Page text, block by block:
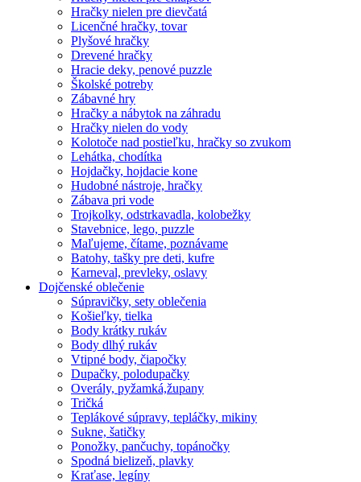
Hračky nielen pre dievčatá
Licenčné hračky, tovar
Plyšové hračky
Drevené hračky
Hracie deky, penové puzzle
Školské potreby
Zábavné hry
Hračky a nábytok na záhradu
Hračky nielen do vody
Kolotoče nad postieľku, hračky so zvukom
Lehátka, chodítka
Hojdačky, hojdacie kone
Hudobné nástroje, hračky
Zábava pri vode
Trojkolky, odstrkavadla, kolobežky
Stavebnice, lego, puzzle
Maľujeme, čítame, poznávame
Batohy, tašky pre deti, kufre
Karneval, prevleky, oslavy
Dojčenské oblečenie
Súpravičky, sety oblečenia
Košieľky, tielka
Body krátky rukáv
Body dlhý rukáv
Vtipné body, čiapočky
Dupačky, polodupačky
Overály, pyžamká,župany
Tričká
Teplákové súpravy, tepláčky, mikiny
Sukne, šatičky
Ponožky, pančuchy, topánočky
Spodná bielizeň, plavky
Kraťase, legíny